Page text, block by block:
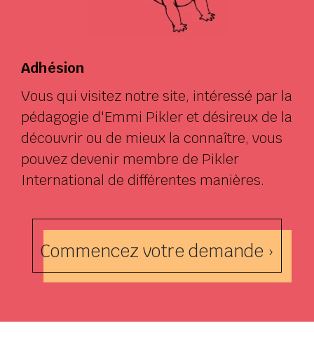
Adhésion
Vous qui visitez notre site, intéressé par la
pédagogie d'Emmi Pikler et désireux de la
découvrir ou de mieux la connaître, vous
pouvez devenir membre de Pikler
International de différentes manières.
Commencez votre demande ›